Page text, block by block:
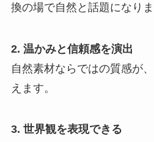
換の場で自然と話題になりま
2. 温かみと信頼感を演出
自然素材ならではの質感が
えます。
3. 世界観を表現できる